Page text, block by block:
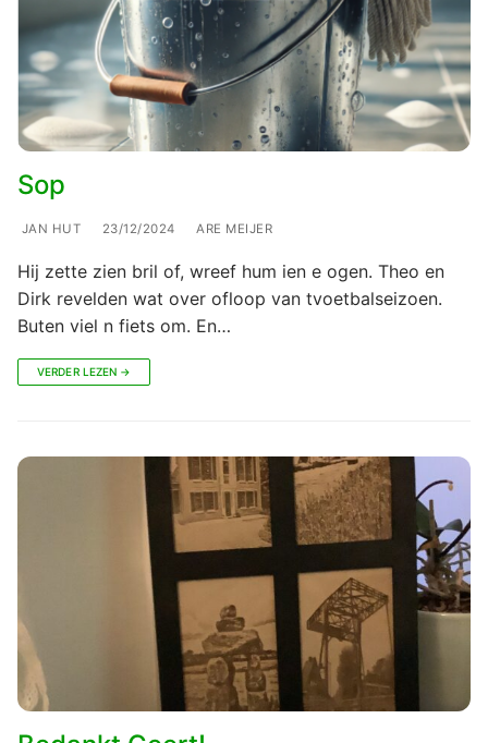
Sop
JAN HUT 23/12/2024 ARE MEIJER
Hij zette zien bril of, wreef hum ien e ogen. Theo en
Dirk revelden wat over ofloop van tvoetbalseizoen.
Buten viel n fiets om. En…
VERDER LEZEN →